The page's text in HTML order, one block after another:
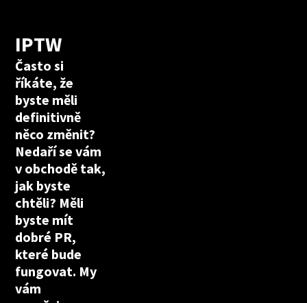
IPTW
Často si
říkáte, že
byste měli
definitivně
něco změnit?
Nedaří se vám
v obchodě tak,
jak byste
chtěli? Měli
byste mít
dobré PR,
které bude
fungovat. My
vám